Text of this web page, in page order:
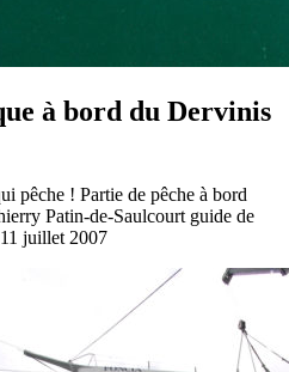
à bord du Dervinis
pêche ! Partie de pêche à bord
Patin-de-Saulcourt guide de
juillet 2007